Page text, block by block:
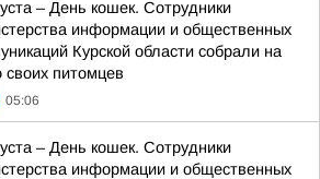
– День кошек. Сотрудники
информации и общественных
Курской области собрали на
своих питомцев
05:06
– День кошек. Сотрудники
информации и общественных